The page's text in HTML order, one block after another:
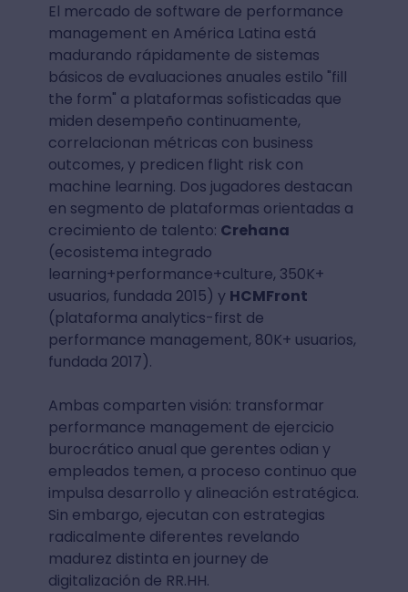
El mercado de software de performance
management en América Latina está
madurando rápidamente de sistemas
básicos de evaluaciones anuales estilo "fill
the form" a plataformas sofisticadas que
miden desempeño continuamente,
correlacionan métricas con business
outcomes, y predicen flight risk con
machine learning. Dos jugadores destacan
en segmento de plataformas orientadas a
crecimiento de talento: Crehana
(ecosistema integrado
learning+performance+culture, 350K+
usuarios, fundada 2015) y HCMFront
(plataforma analytics-first de
performance management, 80K+ usuarios,
fundada 2017).
Ambas comparten visión: transformar
performance management de ejercicio
burocrático anual que gerentes odian y
empleados temen, a proceso continuo que
impulsa desarrollo y alineación estratégica.
Sin embargo, ejecutan con estrategias
radicalmente diferentes revelando
madurez distinta en journey de
digitalización de RR.HH.